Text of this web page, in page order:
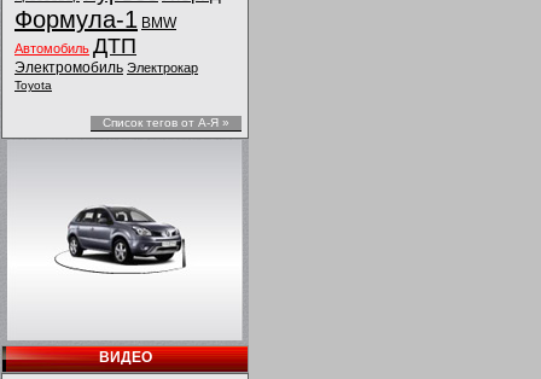
Формула-1 BMW
Автомобиль ДТП
Электромобиль Электрокар
Toyota
Список тегов от А-Я »
ВИДЕО